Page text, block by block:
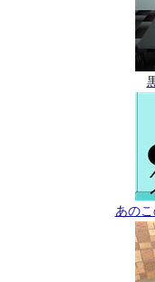
あの